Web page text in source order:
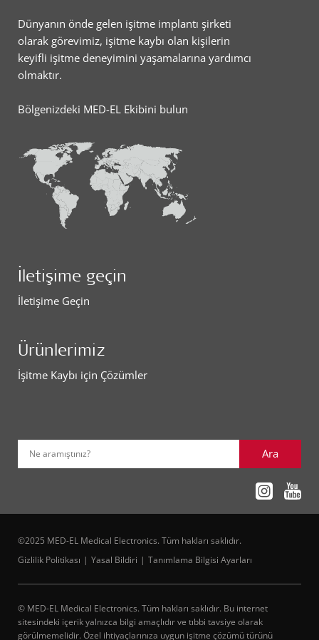
Dünyanın önde gelen işitme implantı şirketi
olarak görevimiz, işitme kaybı olan kişilerin
keyifli işitme deneyimini yaşamalarına yardımcı
olmaktır.
Bölgenizdeki MED-EL Ekibini bulun
İletişime geçin
İletişime Geçin
Ürünlerimiz
İşitme Kaybı için Çözümler
Ne aramıştınız? Ara
©2025 MED-EL Medical Electronics. Tüm hakları saklıdır.
Gizlilik Politikası
Yasal Bildiri Tanımlama Bilgisi Ayarları
© MED-EL Medical Electronics. Tüm hakları saklıdır. Bu internet
sitesindeki içerik yalnızca bilgi amaçlıdır ve tıbbi tavsiye olarak
görülmemelidir. Özel ihtiyaçlarınıza uygun işitme çözümü türünü